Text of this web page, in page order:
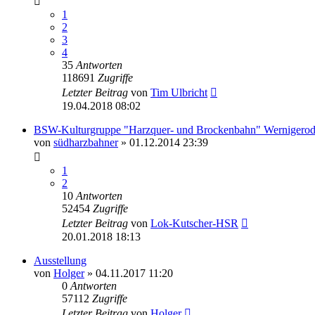
1
2
3
4
35 Antworten
118691 Zugriffe
Letzter Beitrag von Tim Ulbricht
19.04.2018 08:02
BSW-Kulturgruppe "Harzquer- und Brockenbahn"
von südharzbahner» 01.12.2014 23:39
1
2
10 Antworten
52454 Zugriffe
Letzter Beitrag von Lok-Kutscher-HSR
20.01.2018 18:13
Ausstellung
von Holger» 04.11.2017 11:20
0 Antworten
57112 Zugriffe